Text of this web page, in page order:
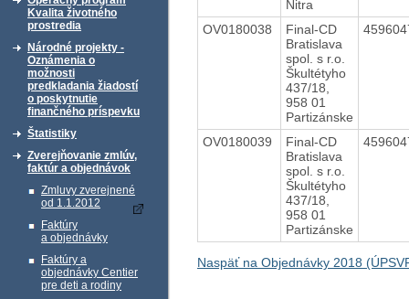
Kvalita životného
prostredia
Národné projekty -
Oznámenia o
možnosti
predkladania žiadostí
o poskytnutie
finančného príspevku
Štatistiky
Zverejňovanie zmlúv,
faktúr a objednávok
Zmluvy zverejnené
od 1.1.2012
Faktúry
a objednávky
Faktúry a
objednávky Centier
pre deti a rodiny
Nitra
OV0180038
Final-CD
Bratislava
spol. s r.o.
Škultétyho
437/18,
958 01
Partizánske
OV0180039
Final-CD
Bratislava
spol. s r.o.
Škultétyho
437/18,
958 01
Partizánske
Naspäť na Objednávky 2018